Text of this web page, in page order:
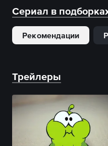
Сериал в
Рекомендации
Трейлеры